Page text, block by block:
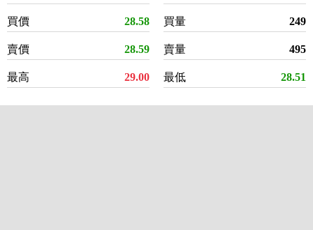
買價 28.58
賣價 28.59
最高 29.00
買量 249
賣量 495
最低 28.51